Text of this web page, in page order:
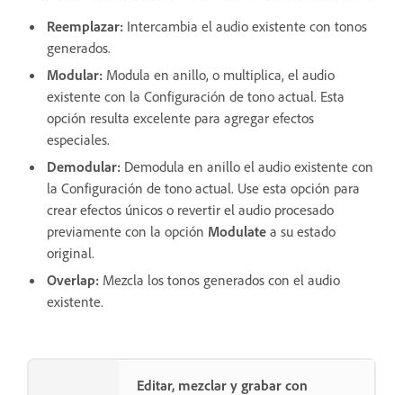
Reemplazar: Intercambia el audio existente con tonos
generados.
Modular: Modula en anillo, o multiplica, el audio
existente con la Configuración de tono actual. Esta
opción resulta excelente para agregar efectos
especiales.
Demodular: Demodula en anillo el audio existente con
la Configuración de tono actual. Use esta opción para
crear efectos únicos o revertir el audio procesado
previamente con la opción Modulate a su estado
original.
Overlap: Mezcla los tonos generados con el audio
existente.
Editar, mezclar y grabar con